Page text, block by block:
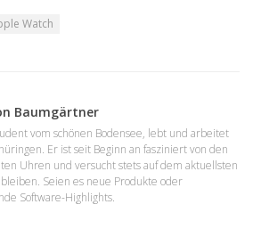
Watch
Baumgärtner
vom schönen Bodensee, lebt und arbeitet
Er ist seit Beginn an fasziniert von den
Uhren und versucht stets auf dem aktuellsten
Seien es neue Produkte oder
Software-Highlights.